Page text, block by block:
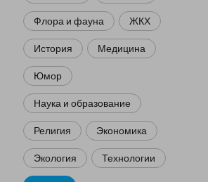
Флора и фауна ЖКХ
История Медицина
Юмор
Наука и образование
Религия Экономика
Экология Технологии